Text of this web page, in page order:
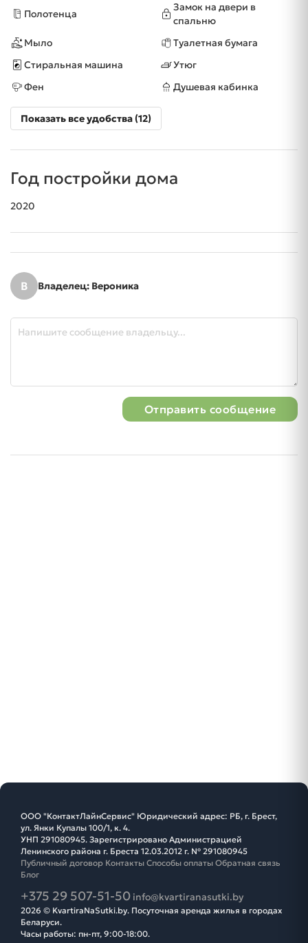
Полотенца
Замок на двери в
спальню
Мыло
Туалетная бумага
Стиральная машина
Утюг
Фен
Душевая кабинка
Показать все удобства (12)
Год постройки дома
2020
В Владелец: Вероника
Отправить сообщение
ООО "КонтактЛайнСервис" Юридический адрес: РБ, г. Брест,
ул. Янки Купалы 100/1, к. 4.
УНП 291080945. Зарегистрировано Администрацией
Ленинского района г. Бреста 12.03.2012 г. № 291080945
Публичный договор Контакты Способы оплаты Обратная связь
Блог
+375 29 507-51-50 info@kvartiranasutki.by
2026 © KvartiraNaSutki.by. Посуточная аренда жилья в городах
Беларуси.
Часы работы: пн-пт, 9:00-18:00.